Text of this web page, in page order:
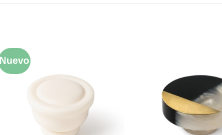
Nuevo